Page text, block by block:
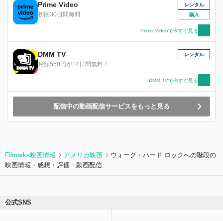
Prime Video
初回30日間無料
レンタル
購入
Prime Videoで今すぐ見る
DMM TV
月額550円が14日間無料！
レンタル
DMM TVで今すぐ見る
配信中の動画配信サービスをもっと見る
Filmarks映画情報 アメリカ映画
ウォーク・ハード ロックへの階段の
映画情報・感想・評価・動画配信
公式SNS